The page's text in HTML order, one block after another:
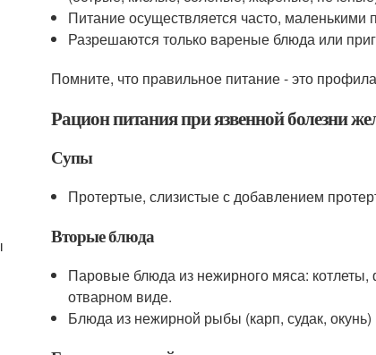
Питание осуществляется часто, маленькими
Разрешаются только вареные блюда или
Помните, что правильное питание - это
Рацион питания при язвенной болезни
Супы
Протертые, слизистые с добавлением
Вторые блюда
Паровые блюда из нежирного мяса:
отварном виде.
Блюда из нежирной рыбы (карп, судак,